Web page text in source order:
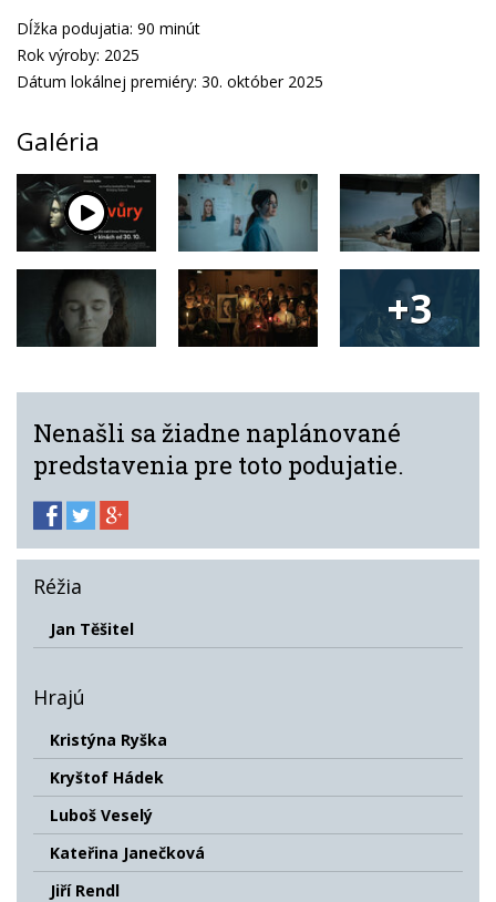
Dĺžka podujatia: 90 minút
Rok výroby: 2025
Dátum lokálnej premiéry: 30. október 2025
Galéria
+3
Nenašli sa žiadne naplánované
predstavenia pre toto podujatie.
Réžia
Jan Těšitel
Hrajú
Kristýna Ryška
Kryštof Hádek
Luboš Veselý
Kateřina Janečková
Jiří Rendl